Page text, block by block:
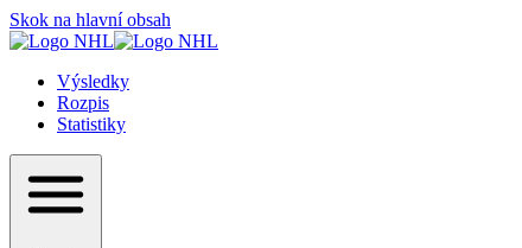
Skok na hlavní obsah
Výsledky
Rozpis
Statistiky